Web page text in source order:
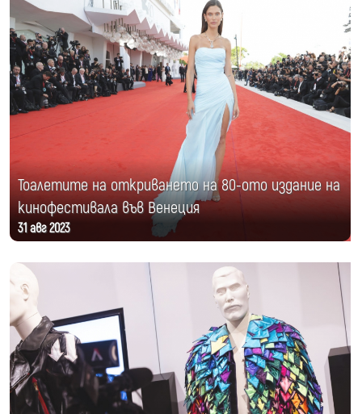
Тоалетите на откриването на 80-ото издание на
кинофестивала във Венеция
31 авг 2023